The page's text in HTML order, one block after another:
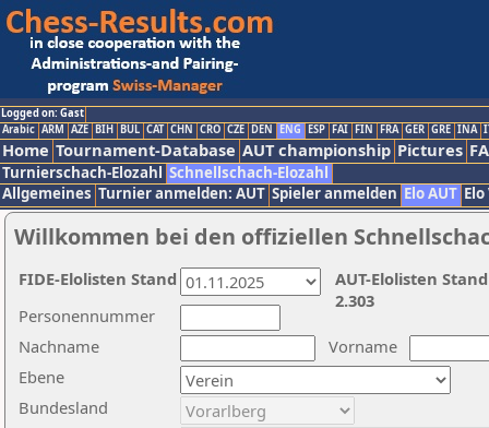
Logged on: Gast
Arabic ARM AZE BIH BUL CAT CHN CRO CZE DEN ENG ESP FAI FIN FRA GER GRE INA
Home Tournament-Database AUT championship Pictures
Turnierschach-Elozahl Schnellschach-Elozahl
Allgemeines Turnier anmelden: AUT Spieler anmelden Elo AUT
Willkommen bei den offiziellen
Nachname
Vorname
Ebene
Personennummer
Bundesland
AUT-Elolisten
2.303
FIDE-Elolisten Stand